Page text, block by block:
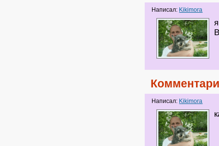
Написал: Kikimora
Написал: Kikimora